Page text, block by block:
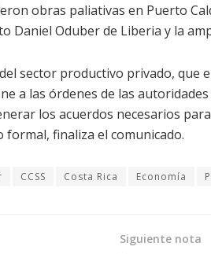
obras paliativas en Puerto
Daniel Oduber de Liberia y la
sector productivo privado, que
a las órdenes de las
los acuerdos necesarios
finaliza el comunicado.
CCSS Costa Rica Economía
Siguiente nota